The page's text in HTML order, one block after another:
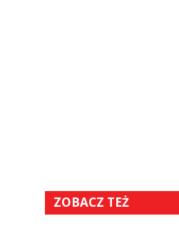
ZOBACZ TEŻ